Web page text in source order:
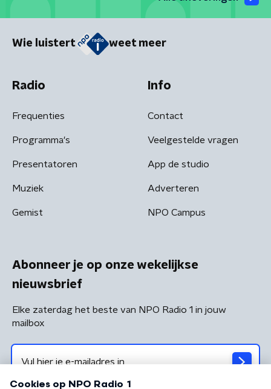
Wie luistert weet meer
Radio
Frequenties
Programma's
Presentatoren
Muziek
Gemist
Info
Contact
Veelgestelde vragen
App de studio
Adverteren
NPO Campus
Abonneer je op onze wekelijkse
nieuwsbrief
Elke zaterdag het beste van NPO Radio 1 in jouw
mailbox